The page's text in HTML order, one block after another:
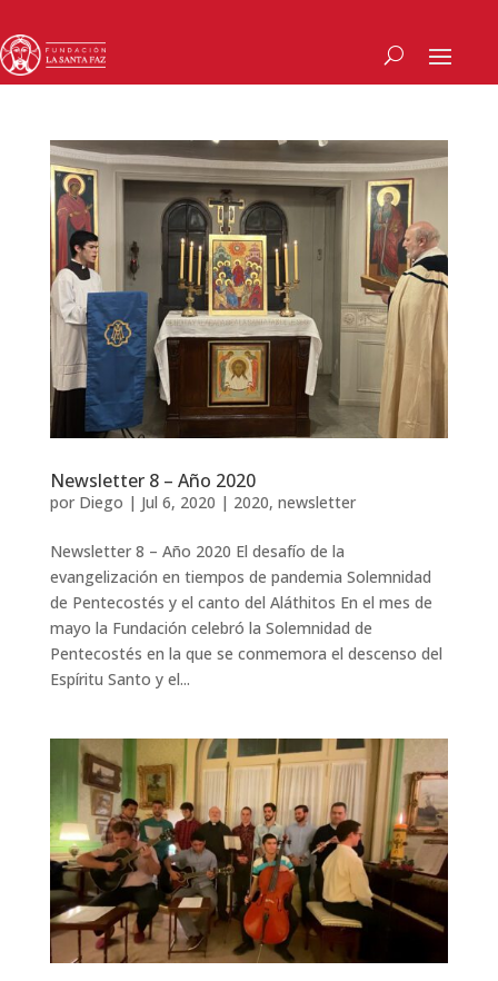
Newsletter 8 – Año 2020
por Diego | Jul 6, 2020 | 2020, newsletter
Newsletter 8 – Año 2020 El desafío de la
evangelización en tiempos de pandemia Solemnidad
de Pentecostés y el canto del Aláthitos En el mes de
mayo la Fundación celebró la Solemnidad de
Pentecostés en la que se conmemora el descenso del
Espíritu Santo y el...